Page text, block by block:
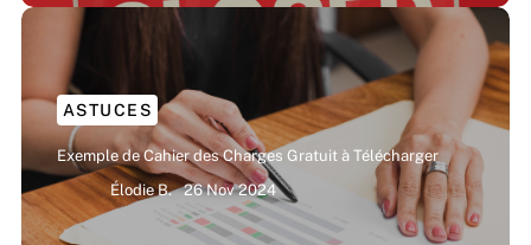
ASTUCES
Exemple de Cahier des Charges Gratuit à Télécharger
Élodie B.
26 Nov 2024